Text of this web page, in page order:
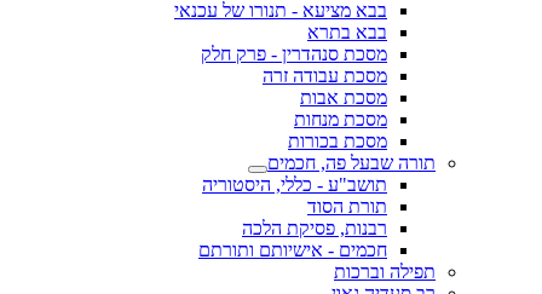
בבא מציעא - תנורו של עכנאי
בבא בתרא
מסכת סנהדרין - פרק חלק
מסכת עבודה זרה
מסכת אבות
מסכת מנחות
מסכת בכורות
תורה שבעל פה, חכמים
תושב"ע - כללי, היסטוריה
תורת הסוד
רבנות, פסיקת הלכה
חכמים - אישיותם ותורתם
תפילה וברכות